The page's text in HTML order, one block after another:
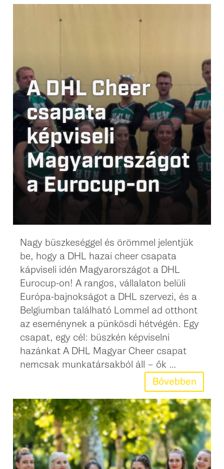
A DHL Cheer
csapata
képviseli
Magyarországot
a Eurocup-on
Nagy büszkeséggel és örömmel jelentjük
be, hogy a DHL hazai cheer csapata
kápviseli idén Magyarországot a DHL
Eurocup-on! A rangos, vállalaton belüli
Európa-bajnokságot a DHL szervezi, és a
Belgiumban található Lommel ad otthont
az eseménynek a pünkösdi hétvégén. Egy
csapat, egy cél: büszkén képviselni
hazánkat A DHL Magyar Cheer csapat
nemcsak munkatársakból áll – ők …
Bővebben